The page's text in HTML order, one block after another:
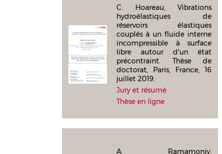
C. Hoareau, Vibrations
hydroélastiques de
réservoirs élastiques
couplés à un fluide interne
incompressible à surface
libre autour d'un état
précontraint. Thèse de
doctorat, Paris, France, 16
juillet 2019.
Jury et résumé
Thèse en ligne
A. Ramamonjy,